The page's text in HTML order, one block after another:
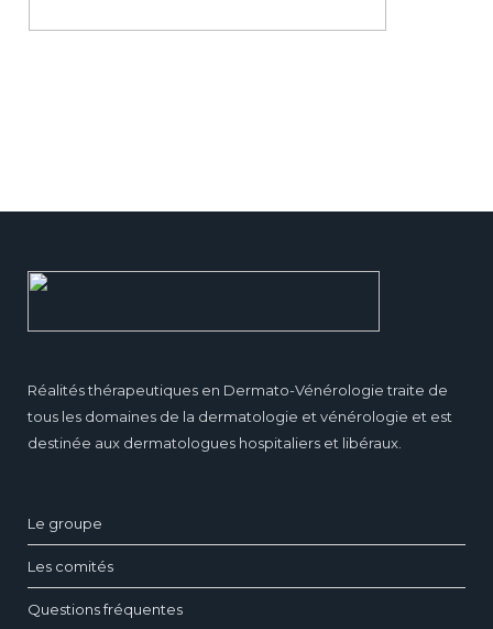
Réalités thérapeutiques en Dermato-Vénérologie traite de
tous les domaines de la dermatologie et vénérologie et est
destinée aux dermatologues hospitaliers et libéraux.
Le groupe
Les comités
Questions fréquentes